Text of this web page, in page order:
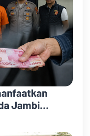
Jambi
Janji